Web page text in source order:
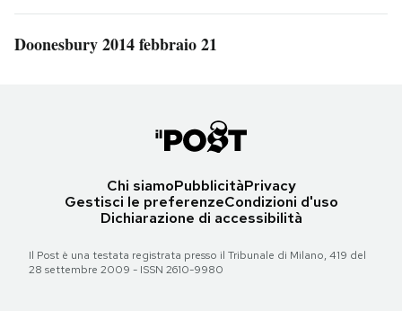
Doonesbury 2014 febbraio 21
Chi siamoPubblicitàPrivacy
Gestisci le preferenzeCondizioni d'uso
Dichiarazione di accessibilità
Il Post è una testata registrata presso il Tribunale di Milano, 419 del
28 settembre 2009 - ISSN 2610-9980